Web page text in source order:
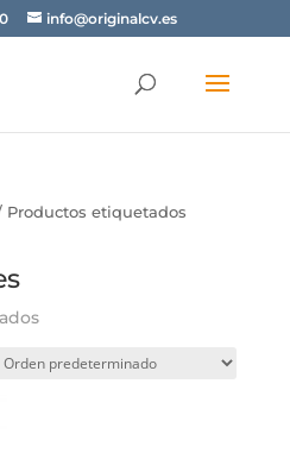
info@originalcv.es
etiquetados